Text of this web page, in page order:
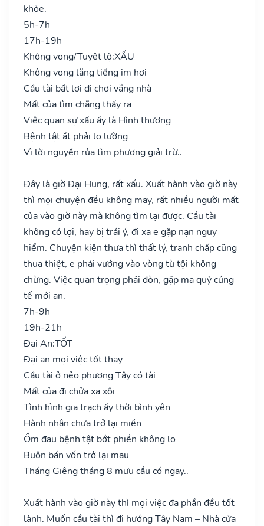
khỏe.
5h-7h
17h-19h
Không vong/Tuyệt lộ:XẤU
Không vong lặng tiếng im hơi
Cầu tài bất lợi đi chơi vắng nhà
Mất của tìm chẳng thấy ra
Việc quan sự xấu ấy là Hình thương
Bệnh tật ắt phải lo lường
Vì lời nguyền rủa tìm phương giải trừ..
Đây là giờ Đại Hung, rất xấu. Xuất hành vào giờ này
thì mọi chuyện đều không may, rất nhiều người mất
của vào giờ này mà không tìm lại được. Cầu tài
không có lợi, hay bị trái ý, đi xa e gặp nạn nguy
hiểm. Chuyện kiện thưa thì thất lý, tranh chấp cũng
thua thiệt, e phải vướng vào vòng tù tội không
chừng. Việc quan trọng phải đòn, gặp ma quỷ cúng
tế mới an.
7h-9h
19h-21h
Đại An:TỐT
Đại an mọi việc tốt thay
Cầu tài ở nẻo phương Tây có tài
Mất của đi chửa xa xôi
Tình hình gia trạch ấy thời bình yên
Hành nhân chưa trở lại miền
Ốm đau bệnh tật bớt phiền không lo
Buôn bán vốn trở lại mau
Tháng Giêng tháng 8 mưu cầu có ngay..
Xuất hành vào giờ này thì mọi việc đa phần đều tốt
lành. Muốn cầu tài thì đi hướng Tây Nam – Nhà cửa